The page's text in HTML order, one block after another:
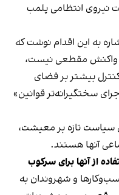
نیروی انتظامی پلمب
به این اقدام نوشت که
واکنش مقطعی نیست،
بیشتر بر فضای
سختگیرانه‌تر قوانین»
سیاست‌ تازه بر معیشت،
آنها هستند.
از آنها برای سرکوب
و شهروندان به